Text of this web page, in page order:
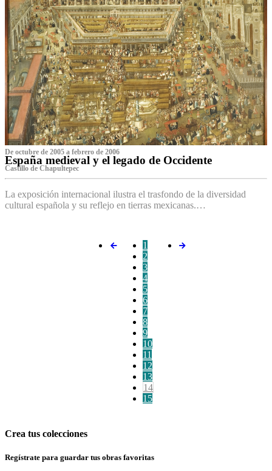
De octubre de 2005 a febrero de 2006
España medieval y el legado de Occidente
Castillo de Chapultepec
La exposición internacional ilustra el trasfondo de la diversidad
cultural española y su reflejo en tierras mexicanas.…
1
2
3
4
5
6
7
8
9
10
11
12
13
14
15
Crea tus colecciones
Regístrate para guardar tus obras favoritas